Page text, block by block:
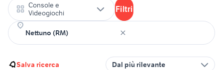
Console e
Videogiochi
Filtri
Salva ricerca Dal più rilevante